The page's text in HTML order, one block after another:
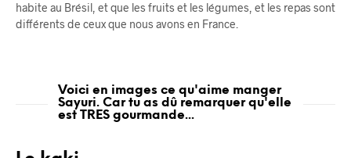
habite au Brésil, et que les fruits et les légumes, et les repas sont
différents de ceux que nous avons en France.
Voici en images ce qu'aime manger
Sayuri. Car tu as dû remarquer qu'elle
est TRES gourmande...